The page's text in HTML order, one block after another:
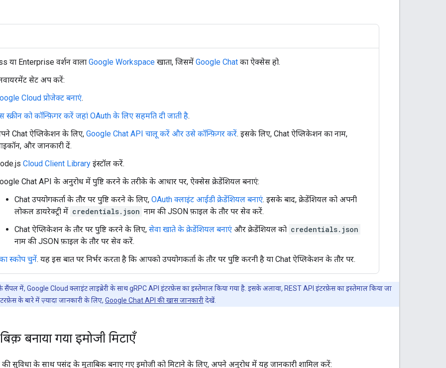
या Enterprise वर्शन वाला Google Workspace खाता, जिसमें Google Chat का ऐक्सेस हो.
सेट अप करें:
Cloud प्रोजेक्ट बनाएं.
स्क्रीन को कॉन्फ़िगर करें जहां OAuth के लिए सहमति दी जाती है.
Chat ऐप्लिकेशन के लिए, Google Chat API चालू करें और उसे कॉन्फ़िगर करें. इसके लिए, Chat ऐप्लिकेशन का नाम,
और जानकारी दें.
Cloud Client Library इंस्टॉल करें.
Chat API के अनुरोध में पुष्टि करने के तरीके के आधार पर, ऐक्सेस क्रेडेंशियल बनाएं:
Chat उपयोगकर्ता के तौर पर पुष्टि करने के लिए, OAuth क्लाइंट आईडी क्रेडेंशियल बनाएं. इसके बाद, क्रेडेंशियल को अपनी
लोकल डायरेक्ट्री में credentials.json नाम की JSON फ़ाइल के तौर पर सेव करें.
Chat ऐप्लिकेशन के तौर पर पुष्टि करने के लिए, सेवा खाते के क्रेडेंशियल बनाएं और क्रेडेंशियल को credentials.json
नाम की JSON फ़ाइल के तौर पर सेव करें.
स्कोप चुनें. यह इस बात पर निर्भर करता है कि आपको उपयोगकर्ता के तौर पर पुष्टि करनी है या Chat ऐप्लिकेशन के तौर पर.
सैंपल में, Google Cloud क्लाइंट लाइब्रेरी के साथ gRPC API इंटरफ़ेस का इस्तेमाल किया गया है. इसके अलावा, REST API इंटरफ़ेस का इस्तेमाल किया जा
के बारे में ज़्यादा जानकारी के लिए, Google Chat API की खास जानकारीदेखें.
बनाया गया इमोजी मिटाएँ
की सुविधा के साथ पसंद के मुताबिक बनाए गए इमोजी को मिटाने के लिए, अपने अनुरोध में यह जानकारी शामिल करें: